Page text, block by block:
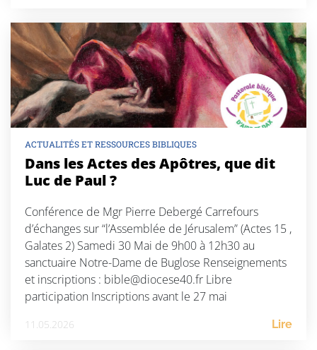
ACTUALITÉS ET RESSOURCES BIBLIQUES
Dans les Actes des Apôtres, que dit
Luc de Paul ?
Conférence de Mgr Pierre Debergé Carrefours
d’échanges sur “l’Assemblée de Jérusalem” (Actes 15 ,
Galates 2) Samedi 30 Mai de 9h00 à 12h30 au
sanctuaire Notre-Dame de Buglose Renseignements
et inscriptions : bible@diocese40.fr Libre
participation Inscriptions avant le 27 mai
11.05.2026 Lire